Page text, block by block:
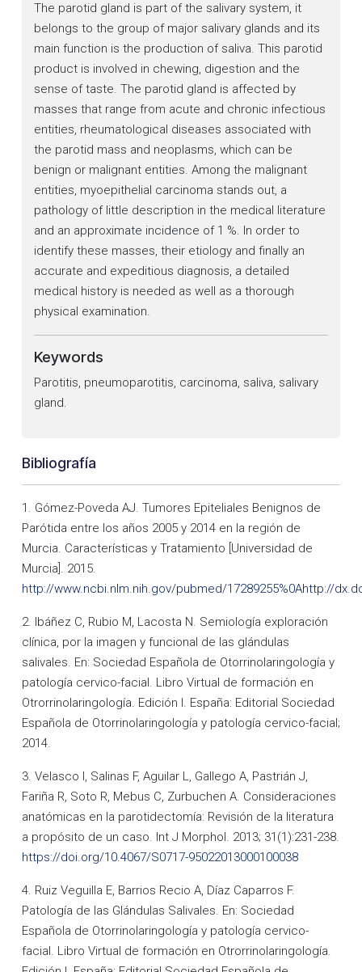
The parotid gland is part of the salivary system, it
belongs to the group of major salivary glands and its
main function is the production of saliva. This parotid
product is involved in chewing, digestion and the
sense of taste. The parotid gland is affected by
masses that range from acute and chronic infectious
entities, rheumatological diseases associated with
the parotid mass and neoplasms, which can be
benign or malignant entities. Among the malignant
entities, myoepithelial carcinoma stands out, a
pathology of little description in the medical literature
and an approximate incidence of 1 %. In order to
identify these masses, their etiology and finally an
accurate and expeditious diagnosis, a detailed
medical history is needed as well as a thorough
physical examination.
Keywords
Parotitis, pneumoparotitis, carcinoma, saliva, salivary
gland.
Bibliografía
1. Gómez-Poveda AJ. Tumores Epiteliales Benignos de
Parótida entre los años 2005 y 2014 en la región de
Murcia. Características y Tratamiento [Universidad de
Murcia]. 2015.
http://www.ncbi.nlm.nih.gov/pubmed/17289255%0Ahttp://
2. Ibáñez C, Rubio M, Lacosta N. Semiología exploración
clínica, por la imagen y funcional de las glándulas
salivales. En: Sociedad Española de Otorrinolaringología y
patología cervico-facial. Libro Virtual de formación en
Otrorrinolaringología. Edición I. España: Editorial Sociedad
Española de Otorrinolaringología y patología cervico-facial;
2014.
3. Velasco I, Salinas F, Aguilar L, Gallego A, Pastrián J,
Fariña R, Soto R, Mebus C, Zurbuchen A. Consideraciones
anatómicas en la parotidectomía: Revisión de la literatura
a propósito de un caso. Int J Morphol. 2013; 31(1):231-238.
https://doi.org/10.4067/S0717-95022013000100038
4. Ruiz Veguilla E, Barrios Recio A, Díaz Caparros F.
Patología de las Glándulas Salivales. En: Sociedad
Española de Otorrinolaringología y patología cervico-
facial. Libro Virtual de formación en Otrorrinolaringología.